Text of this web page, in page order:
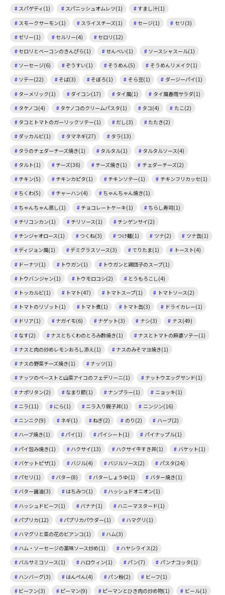
スパゲティ(1) スパニッシュオムレツ(1)
すまし汁(1)
スモークサーモン(1)
スライスチーズ(1) セージ(1)
セリ(3)
ゼリー(1)
セルリー(4)
セロリ(12)
セロリとベーコンのきんぴら(1)
せんべい(1)
ソースシャスール(1)
ソーセージ(6)
ぞうすい(1) そうめん(5)
そうめんリメイク(1)
ソテー(22)
そば(3) そぼろ(1) そら豆(1)
ダージーパイ(1)
ターメリック(1)
ダイコン(17) タイ風(1)
タイ風春雨サラダ(1)
タケノコ(4)
タケノコのクリームパスタ(1) タコ(4)
たこ(2)
タコとトマトのガーリックソテー(1)
だし(3)
たたき(2)
ダッカルビ(1)
タマネギ(27)
タラ(13)
タラのチェダーチーズ焼き(1)
タルタル(1)
タルタルソース(4)
タルト(1)
チーズ(36) チーズ焼き(1)
チェダーチーズ(2)
チキン(5)
チキンカピタ(1) チキンソテー(1)
チキンフリカッセ(1)
ちくわ(5)
チャーハン(4)
ちゃんちゃん焼き(1)
ちゃんちゃん蒸し(1)
チョコレートケーキ(1)
ちらし寿司(1)
チリコンカン(1)
チリソース(1)
チンゲンサイ(2)
チンジャオロース(1)
つくね(3) つけ麺(1) ツナ(2)
ツナ缶(1)
ディジョン風(1)
デミグラスソース(3) てりたま(1)
トースト(4)
ドーナツ(1)
トウガン(1)
トウガンと鶏団子のスープ(1)
トウバンジャン(1)
トウモロコシ(2)
とうもろこし(4)
トッカルビ(1)
トマト(47) トマトスープ(1)
トマトソース(2)
トマトのリゾット(1)
トマト煮(1) トマト缶(3)
ドライカレー(1)
ドリア(1)
ナガイモ(6) ナゲット(3) ナシ(3)
ナス(49)
なす(2)
ナスとちくわのとろみ酢焼き(1)
ナスとトマトの麻婆ソテー(1)
ナスと肉の炒めレモンおろし添え(1)
ナスのみそマヨ焼き(1)
ナスの野菜チーズ焼き(1)
ナッツ(1)
ナッツのペーストと山菜アイコのフェデリーニ(1)
ナットウエッグサンド(1)
ナポリタン(2)
なまり節(1) ナンプラー(1)
ニョッキ(1)
ニラ(11)
にら(1) ニラ入り親子丼(1)
ニンジン(16)
ニンニク(9)
ネギ(1) ねぎ(2) のり(2)
ハーブ(2)
ハーブ焼き(1)
パイ(1) パイシート(1)
パイナップル(1)
パイ包み焼き(1)
ハクサイ(13) ハクサイ牛すき丼(1)
バケット(1)
バケットピザ(1)
バジル(4) バジルソース(2)
パスタ(24)
パセリ(1)
バター(8) バターしょうゆ(1)
バター焼き(1)
バター醤油(3)
はちみつ(1)
ハッシュドオニオン(1)
ハッシュドビーフ(1)
バナナ(1)
ハニーマスタード(1)
パプリカ(12)
パプリカパウダー(1)
ハマグリ(1)
ハマグリと菜の花のビアンコ(1)
ハム(3)
ハム・ソーセージの薬味ソース炒め(1)
ハヤシライス(2)
バルサミコソース(1)
ハロウィン(1) パン(7)
パンナコッタ(1)
ハンバーグ(3)
はんぺん(4) パン粉(2)
ビーフ(1)
ビーフン(3)
ピーマン(9) ピーマンとひき肉の炒め物(1)
ビール(1)